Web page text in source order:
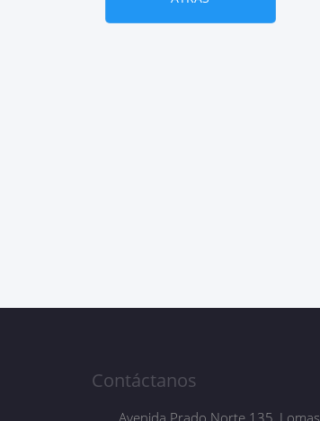
Contáctanos
Avenida Prado Norte 135, Lomas